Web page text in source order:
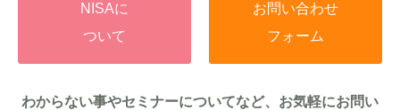
NISAに
ついて
お問い合わせ
フォーム
わからない事やセミナーについてなど、お気軽にお問い